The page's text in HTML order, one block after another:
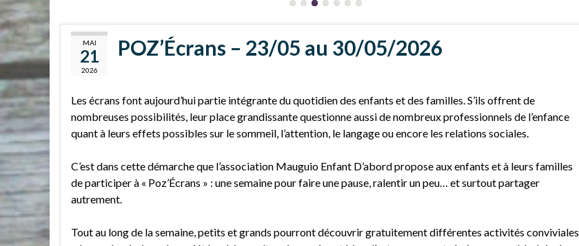
MAI
21
2026
POZ’Écrans – 23/05 au 30/05/2026
Les écrans font aujourd’hui partie intégrante du quotidien des enfants et des familles. S’ils offrent de
nombreuses possibilités, leur place grandissante questionne aussi de nombreux professionnels de l’enfance
quant à leurs effets possibles sur le sommeil, l’attention, le langage ou encore les relations sociales.
C’est dans cette démarche que l’association Mauguio Enfant D’abord propose aux enfants et à leurs familles
de participer à « Poz’Écrans » : une semaine pour faire une pause, ralentir un peu… et surtout partager
autrement.
Tout au long de la semaine, petits et grands pourront découvrir gratuitement différentes activités conviviales